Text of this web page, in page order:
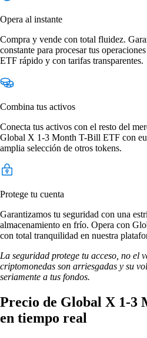
Opera al instante
Compra y vende con total fluidez.
constante para procesar tus
ETF rápido y con tarifas transparentes.
Combina tus activos
Conecta tus activos con el resto del
Global X 1-3 Month T-Bill ETF con
amplia selección de otros tokens.
Protege tu cuenta
Garantizamos tu seguridad con una
almacenamiento en frío. Opera con
con total tranquilidad en nuestra
La seguridad protege tu acceso, no el
criptomonedas son arriesgadas y su
seriamente a tus fondos.
Precio de Global X 1-3
en tiempo real